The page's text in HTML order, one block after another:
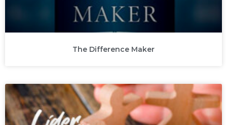
The Difference Maker